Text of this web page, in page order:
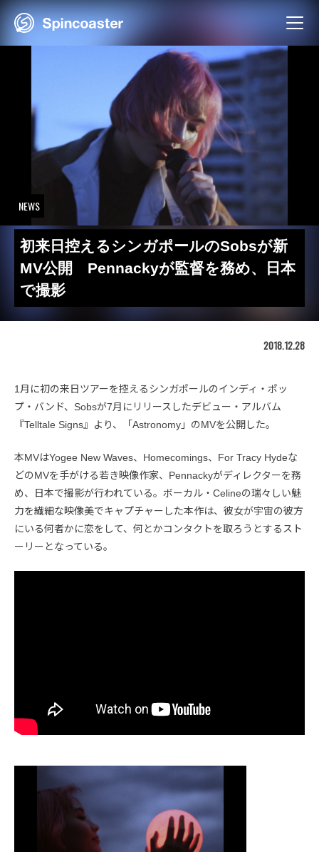
Skip
NEWS
初来日控えるシンガポールのSobsが新
MV公開 Pennackyが監督を務め、日本
で撮影
2018.12.28
1月に初の来日ツアーを控えるシンガポールのインディ・ポッ
プ・バンド、Sobsが7月にリリースしたデビュー・アルバム
『Telltale Signs』より、「Astronomy」のMVを公開した。
本MVはYogee New Waves、Homecomings、For Tracy Hydeな
どのMVを手がける若き映像作家、Pennackyがディレクターを務
め、日本で撮影が行われている。ボーカル・Celineの瑞々しい魅
力を繊細な映像美でキャプチャーした本作は、彼女が宇宙の彼方
にいる何者かに恋をして、何とかコンタクトを取ろうとするスト
ーリーとなっている。